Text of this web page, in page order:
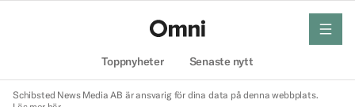
Toppnyheter Senaste nytt
meny
Schibsted News Media AB är ansvarig för dina data på denna webbplats.